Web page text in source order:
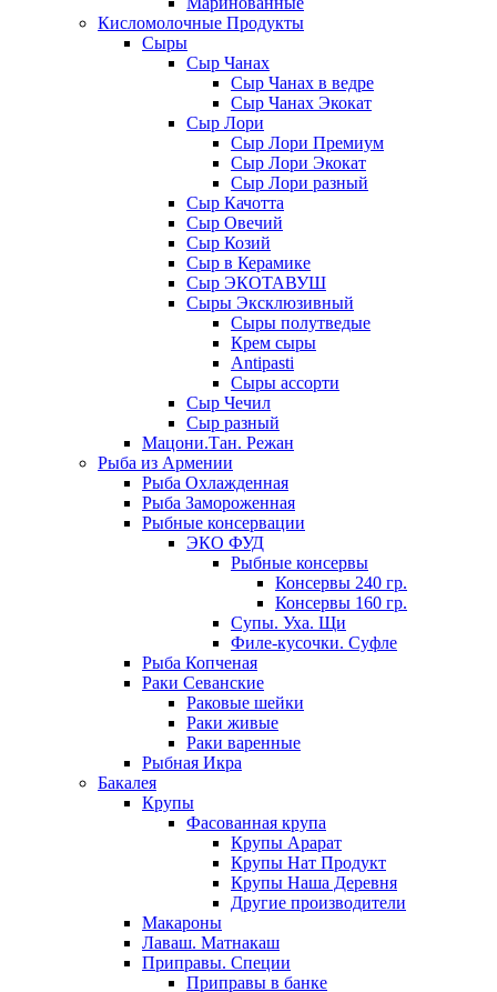
Кисломолочные Продукты
Сыры
Сыр Чанах
Сыр Чанах в ведре
Сыр Чанах Экокат
Сыр Лори
Сыр Лори Премиум
Сыр Лори Экокат
Сыр Лори разный
Сыр Качотта
Сыр Овечий
Сыр Козий
Сыр в Керамике
Сыр ЭКОТАВУШ
Сыры Эксклюзивный
Сыры полутведые
Крем сыры
Antipasti
Сыры ассорти
Сыр Чечил
Сыр разный
Мацони.Тан. Режан
Рыба из Армении
Рыба Охлажденная
Рыба Замороженная
Рыбные консервации
ЭКО ФУД
Рыбные консервы
Консервы 240 гр.
Консервы 160 гр.
Супы. Уха. Щи
Филе-кусочки. Суфле
Рыба Копченая
Раки Севанские
Раковые шейки
Раки живые
Раки варенные
Рыбная Икра
Бакалея
Крупы
Фасованная крупа
Крупы Арарат
Крупы Нат Продукт
Крупы Наша Деревня
Другие производители
Макароны
Лаваш. Матнакаш
Приправы. Специи
Приправы в банке